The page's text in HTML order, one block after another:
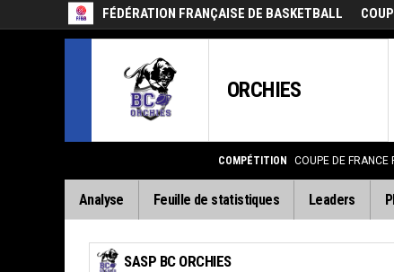
FÉDÉRATION FRANÇAISE DE BASKETBALL
ORCHIES
COMPÉTITION COUPE DE FRANCE
Analyse Feuille de statistiques Leaders
SASP BC ORCHIES